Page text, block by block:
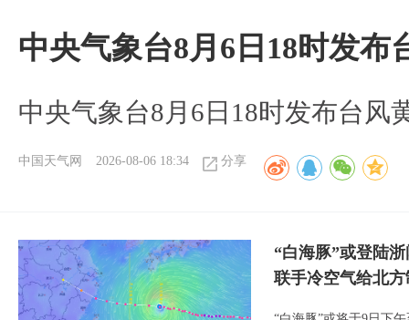
中央气象台8月6日18时发布
中央气象台8月6日18时发布台风
中国天气网 2026-08-06 18:34 分享
“白海豚”或登陆
联手冷空气给北